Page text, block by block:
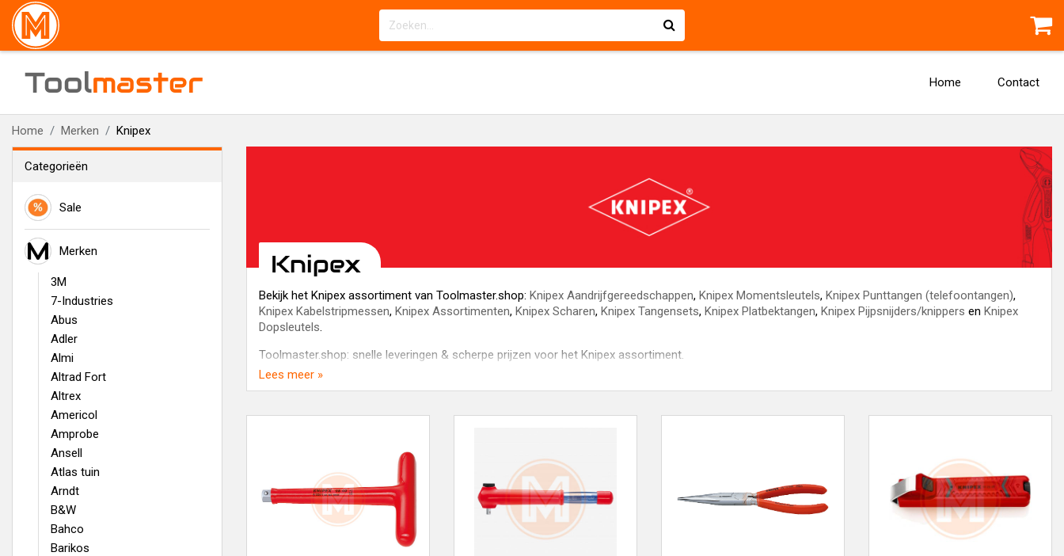
Toolmaster Home Contact
Home Merken Knipex
Categorieën
Sale
Merken
3M
7-Industries
Abus
Adler
Almi
Altrad Fort
Altrex
Americol
Amprobe
Ansell
Atlas tuin
Arndt
B&W
Bahco
Barikos
Knipex
Bekijk het Knipex assortiment van Toolmaster.shop: Knipex Aandrijfgereedschappen, Knipex Momentsleutels, Knipex Punttangen (telefoontangen),
Knipex Kabelstripmessen, Knipex Assortimenten, Knipex Scharen, Knipex Tangensets, Knipex Platbektangen, Knipex Pijpsnijders/knippers en Knipex
Dopsleutels.
Toolmaster.shop: snelle leveringen & scherpe prijzen voor het Knipex assortiment.
Naast het merk Knipex zijn er ook andere merken zoals
Lees meer »